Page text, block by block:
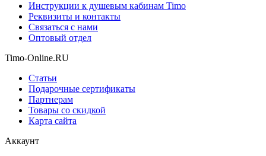
Инструкции к душевым кабинам Timo
Реквизиты и контакты
Связаться с нами
Оптовый отдел
Timo-Online.RU
Статьи
Подарочные сертификаты
Партнерам
Товары со скидкой
Карта сайта
Аккаунт